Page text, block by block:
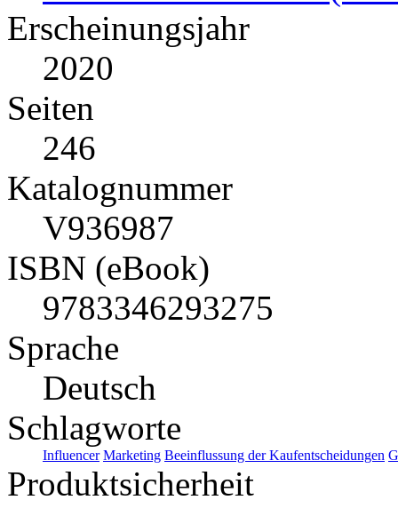
Erscheinungsjahr
2020
Seiten
246
Katalognummer
V936987
ISBN (eBook)
9783346293275
Sprache
Deutsch
Schlagworte
Influencer Marketing Beeinflussung der Kaufentscheidungen
Produktsicherheit